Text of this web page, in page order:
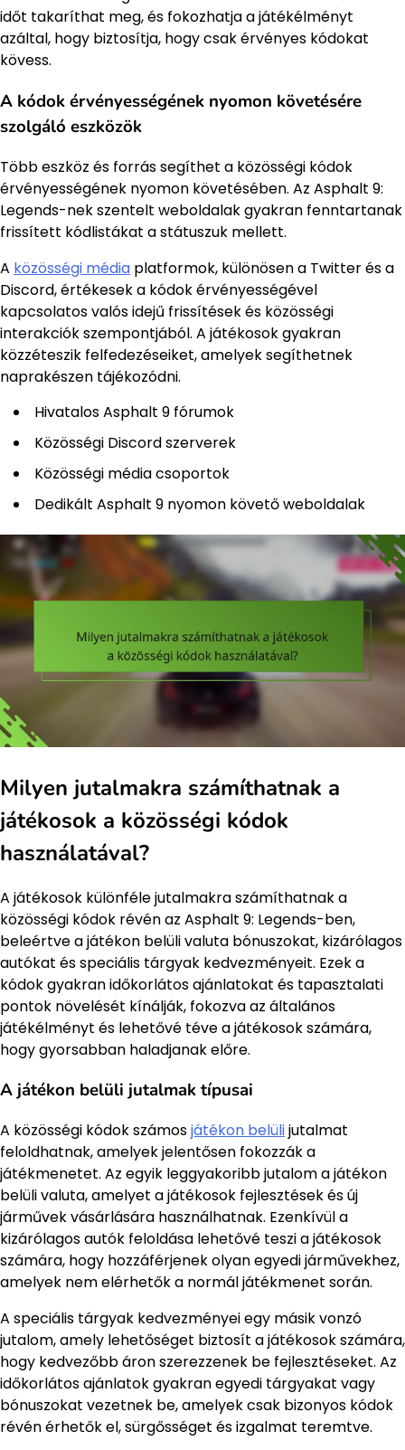
időt takaríthat meg, és fokozhatja a játékélményt
azáltal, hogy biztosítja, hogy csak érvényes kódokat
kövess.
A kódok érvényességének nyomon követésére
szolgáló eszközök
Több eszköz és forrás segíthet a közösségi kódok
érvényességének nyomon követésében. Az Asphalt 9:
Legends-nek szentelt weboldalak gyakran fenntartanak
frissített kódlistákat a státuszuk mellett.
A közösségi média platformok, különösen a Twitter és a
Discord, értékesek a kódok érvényességével
kapcsolatos valós idejű frissítések és közösségi
interakciók szempontjából. A játékosok gyakran
közzéteszik felfedezéseiket, amelyek segíthetnek
naprakészen tájékozódni.
Hivatalos Asphalt 9 fórumok
Közösségi Discord szerverek
Közösségi média csoportok
Dedikált Asphalt 9 nyomon követő weboldalak
Milyen jutalmakra számíthatnak a
játékosok a közösségi kódok
használatával?
A játékosok különféle jutalmakra számíthatnak a
közösségi kódok révén az Asphalt 9: Legends-ben,
beleértve a játékon belüli valuta bónuszokat, kizárólagos
autókat és speciális tárgyak kedvezményeit. Ezek a
kódok gyakran időkorlátos ajánlatokat és tapasztalati
pontok növelését kínálják, fokozva az általános
játékélményt és lehetővé téve a játékosok számára,
hogy gyorsabban haladjanak előre.
A játékon belüli jutalmak típusai
A közösségi kódok számosjátékon belülijutalmat
feloldhatnak, amelyek jelentősen fokozzák a
játékmenetet. Az egyik leggyakoribb jutalom a játékon
belüli valuta, amelyet a játékosok fejlesztések és új
járművek vásárlására használhatnak. Ezenkívül a
kizárólagos autók feloldása lehetővé teszi a játékosok
számára, hogy hozzáférjenek olyan egyedi járművekhez,
amelyek nem elérhetők a normál játékmenet során.
A speciális tárgyak kedvezményei egy másik vonzó
jutalom, amely lehetőséget biztosít a játékosok számára,
hogy kedvezőbb áron szerezzenek be fejlesztéseket. Az
időkorlátos ajánlatok gyakran egyedi tárgyakat vagy
bónuszokat vezetnek be, amelyek csak bizonyos kódok
révén érhetők el, sürgősséget és izgalmat teremtve.